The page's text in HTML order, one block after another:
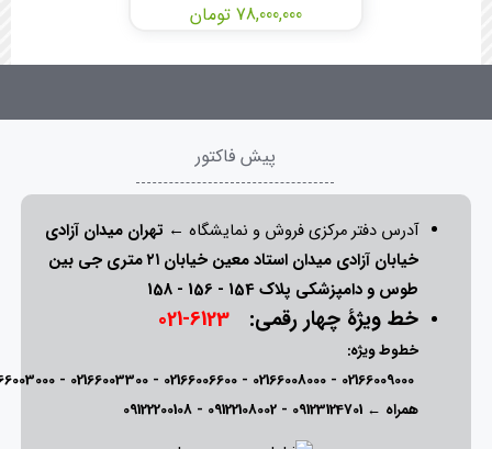
78,000,000 تومان
پیش فاکتور
آدرس دفتر مرکزی فروش و نمایشگاه ← تهران میدان آزادی
خیابان آزادی میدان استاد معین خیابان ۲۱ متری جی بین
طوس و دامپزشکی پلاک 154 - 156 - 158
خط ویژۀ چهار رقمی:6123-021
خطوط ویژه:
02166009000
-
02166008000
-
02166006600
-
02166003300
-
همراه ← 09123124701
-
09122108002
-
09122200108